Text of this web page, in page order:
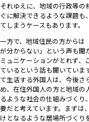
それゆえに、地域の行政等
ぐに解決できるような課題
てしまうケースもあります。
一方で、地域住民の方からは
が分からない」という声も聞
ミュニケーションがとれず、
ているという話も聞いていま
て生活する外国人は、今後さ
め、在住外国人の方と地域の
るような社会の仕組みづく
要だと考えています。まずは
けとなるような居場所づくり